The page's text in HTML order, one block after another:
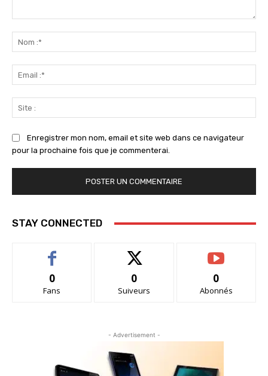
:*
:*
:
Enregistrer mon nom, email et site web dans ce navigateur
pour la prochaine fois que je commenterai.
STAY CONNECTED
0
Fans
0
Suiveurs
0
Abonnés
- Advertisement -